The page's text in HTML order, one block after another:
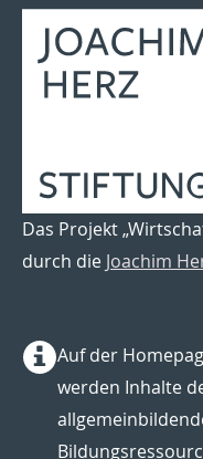
Das Projekt
durch die Joachim
Auf der
werden Inhalte